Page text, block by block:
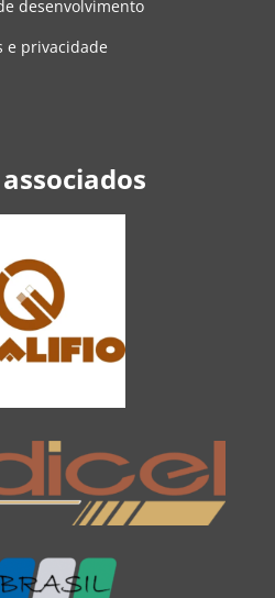
desenvolvimento
e privacidade